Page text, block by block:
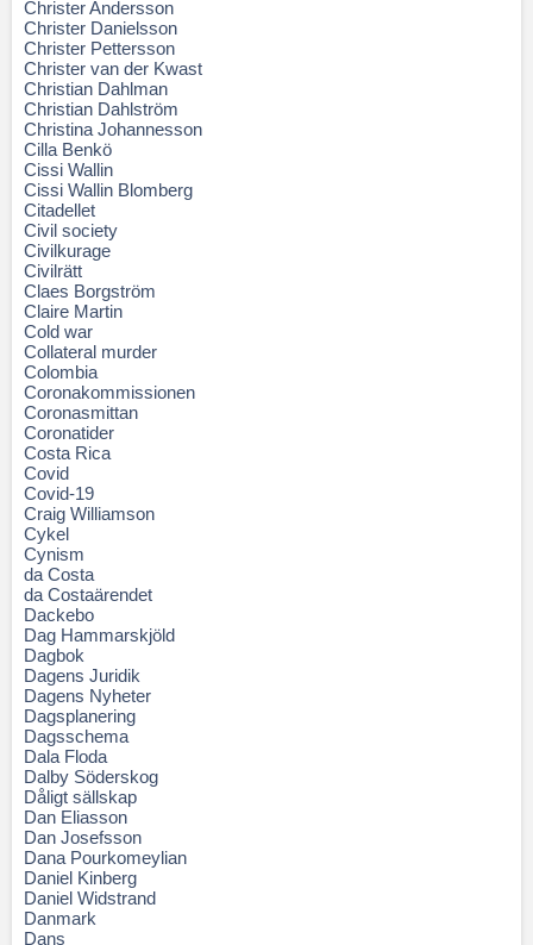
Christer Andersson
Christer Danielsson
Christer Pettersson
Christer van der Kwast
Christian Dahlman
Christian Dahlström
Christina Johannesson
Cilla Benkö
Cissi Wallin
Cissi Wallin Blomberg
Citadellet
Civil society
Civilkurage
Civilrätt
Claes Borgström
Claire Martin
Cold war
Collateral murder
Colombia
Coronakommissionen
Coronasmittan
Coronatider
Costa Rica
Covid
Covid-19
Craig Williamson
Cykel
Cynism
da Costa
da Costaärendet
Dackebo
Dag Hammarskjöld
Dagbok
Dagens Juridik
Dagens Nyheter
Dagsplanering
Dagsschema
Dala Floda
Dalby Söderskog
Dåligt sällskap
Dan Eliasson
Dan Josefsson
Dana Pourkomeylian
Daniel Kinberg
Daniel Widstrand
Danmark
Dans